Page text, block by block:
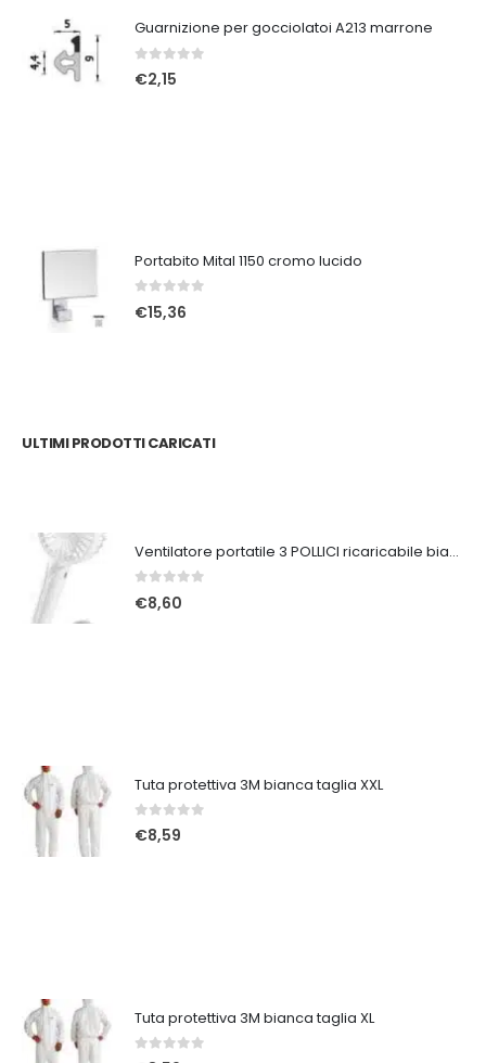
Guarnizione per gocciolatoi A213 marrone
Su 5
€2,15
Portabito Mital 1150 cromo lucido
Su 5
€15,36
ULTIMI PRODOTTI CARICATI
Ventilatore portatile 3 POLLICI ricaricabile bianco
Su 5
€8,60
Tuta protettiva 3M bianca taglia XXL
0Su 5
€8,59
Tuta protettiva 3M bianca taglia XL